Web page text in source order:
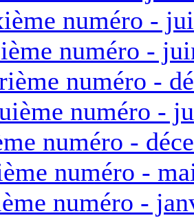
numéro -
numéro -
numéro -
numéro -
numéro -
numéro -
numéro -